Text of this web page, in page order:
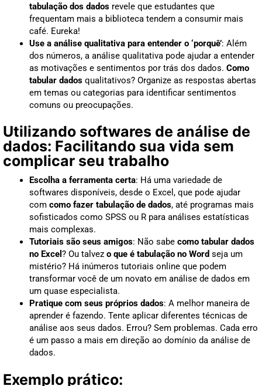
tabulação dos dados revele que estudantes que
frequentam mais a biblioteca tendem a consumir mais
café. Eureka!
Use a análise qualitativa para entender o ‘porquê’: Além
dos números, a análise qualitativa pode ajudar a entender
as motivações e sentimentos por trás dos dados. Como
tabular dados qualitativos? Organize as respostas abertas
em temas ou categorias para identificar sentimentos
comuns ou preocupações.
Utilizando softwares de análise de
dados: Facilitando sua vida sem
complicar seu trabalho
Escolha a ferramenta certa: Há uma variedade de
softwares disponíveis, desde o Excel, que pode ajudar
com como fazer tabulação de dados, até programas mais
sofisticados como SPSS ou R para análises estatísticas
mais complexas.
Tutoriais são seus amigos: Não sabe como tabular dados
no Excel ? Ou talvez o que é tabulação no Word seja um
mistério? Há inúmeros tutoriais online que podem
transformar você de um novato em análise de dados em
um quase especialista.
Pratique com seus próprios dados: A melhor maneira de
aprender é fazendo. Tente aplicar diferentes técnicas de
análise aos seus dados. Errou? Sem problemas. Cada erro
é um passo a mais em direção ao domínio da análise de
dados.
Exemplo prático: